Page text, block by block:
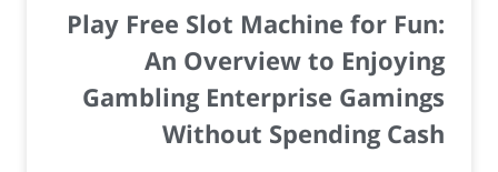
Play Free Slot Machine for Fun:
An Overview to Enjoying
Gambling Enterprise Gamings
Without Spending Cash